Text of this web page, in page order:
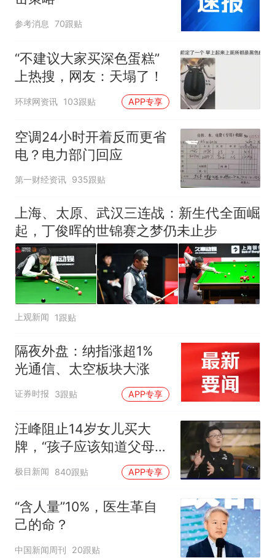
参考消息 70跟贴
“不建议大家买深色蛋糕”
上热搜，网友：天塌了！
环球网资讯 103跟贴 APP专享
空调24小时开着反而更省
电？电力部门回应
第一财经资讯 935跟贴
上海、太原、武汉三连战：新生代全面崛
起，丁俊晖的世锦赛之梦仍未止步
上观新闻 1跟贴
隔夜外盘：纳指涨超1%
光通信、太空板块大涨
证券时报 3跟贴 APP专享
汪峰阻止14岁女儿买大
牌，“孩子应该知道父母的
不易”，称自己买衣服80%
极目新闻 840跟贴 APP专享
“含人量”10%，医生革自
己的命？
中国新闻周刊 20跟贴